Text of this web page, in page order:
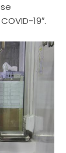
19″.